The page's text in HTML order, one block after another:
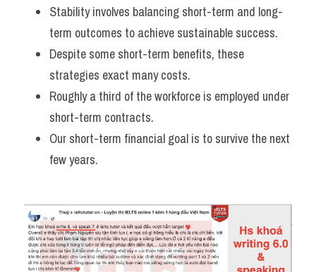
Stability involves balancing short-term and long-
term outcomes to achieve sustainable success.
Despite some short-term benefits, these
strategies exact many costs.
Roughly a third of the workforce is employed under
short-term contracts.
Our short-term financial goal is to survive the next
few years.